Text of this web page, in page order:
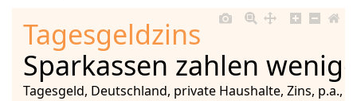
Tagesgeldzins
Sparkassen zahlen
Tagesgeld, Deutschland, private Haushalte, Zins, p.a.,